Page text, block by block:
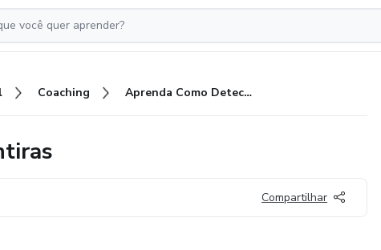
Coaching Aprenda Como Detectar Mentiras
Compartilhar